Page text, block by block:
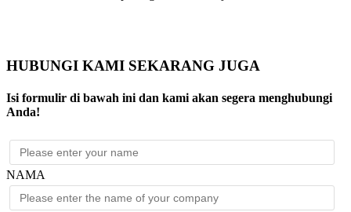
HUBUNGI KAMI SEKARANG JUGA
Isi formulir di bawah ini dan kami akan segera menghubungi
Anda!
NAMA